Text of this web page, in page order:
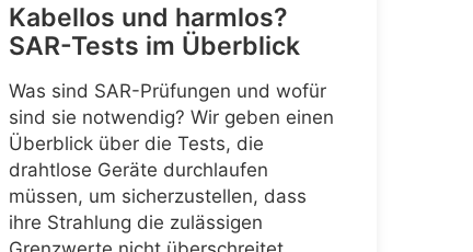
Kabellos und harmlos?
SAR-Tests im Überblick
Was sind SAR-Prüfungen und wofür
sind sie notwendig? Wir geben einen
Überblick über die Tests, die
drahtlose Geräte durchlaufen
müssen, um sicherzustellen, dass
ihre Strahlung die zulässigen